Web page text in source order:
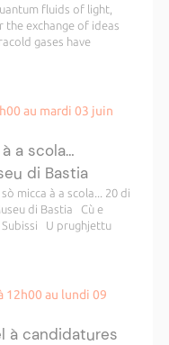
fluids of light,
exchange of ideas
gases have
au mardi 03 juin
a scola…
di Bastia
micca à a scola... 20 di
di Bastia Cù e
Subissi U prughjettu
12h00 au lundi 09
à candidatures